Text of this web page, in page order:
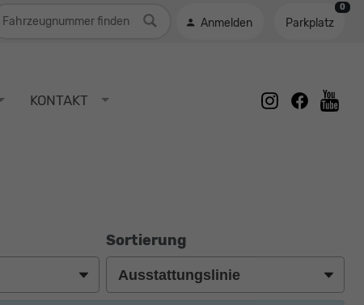
Anmelden Parkplatz
0
KONTAKT instagram
facebook
Sortierung